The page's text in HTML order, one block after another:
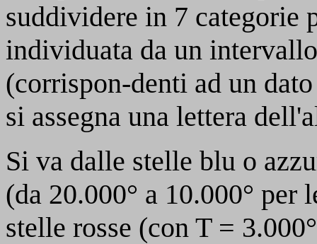
suddividere in 7 categorie
individuata da un
(corrispon-denti ad un
si assegna una lettera
Si va dalle stelle blu o
(da 20.000° a 10.000°
stelle rosse (con T =